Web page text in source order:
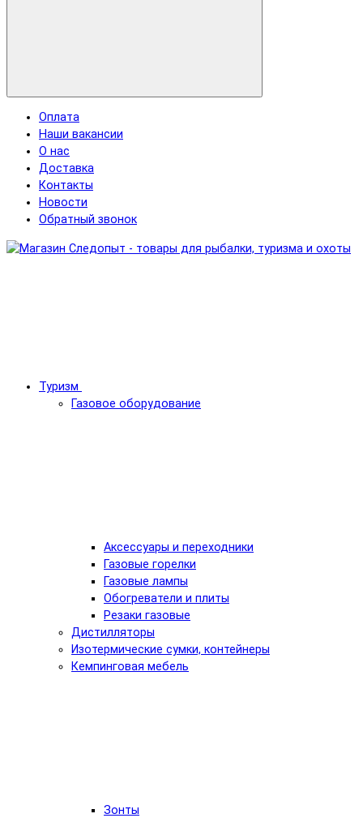
Оплата
Наши вакансии
О нас
Доставка
Контакты
Новости
Обратный звонок
Туризм
Газовое оборудование
Аксессуары и переходники
Газовые горелки
Газовые лампы
Обогреватели и плиты
Резаки газовые
Дистилляторы
Изотермические сумки, контейнеры
Кемпинговая мебель
Зонты